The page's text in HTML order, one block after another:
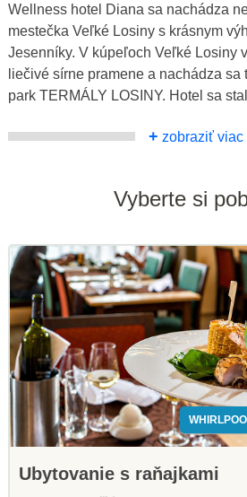
Wellness hotel Diana sa nachádza
mestečka Veľké Losiny s krásnym
Jesenníky. V kúpeľoch Veľké Losiny
liečivé sírne pramene a nachádza sa
park TERMÁLY LOSINY. Hotel sa
+ zobraziť viac
Vyberte si
Ubytovanie s raňajkami